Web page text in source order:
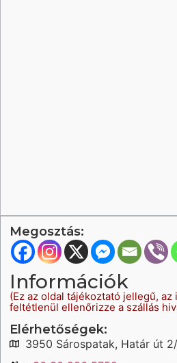
Megosztás:
Információk
(Ez az oldal tájékoztató jellegű,
feltétlenül ellenőrizze a szállás
Elérhetőségek:
3950 Sárospatak, Határ út